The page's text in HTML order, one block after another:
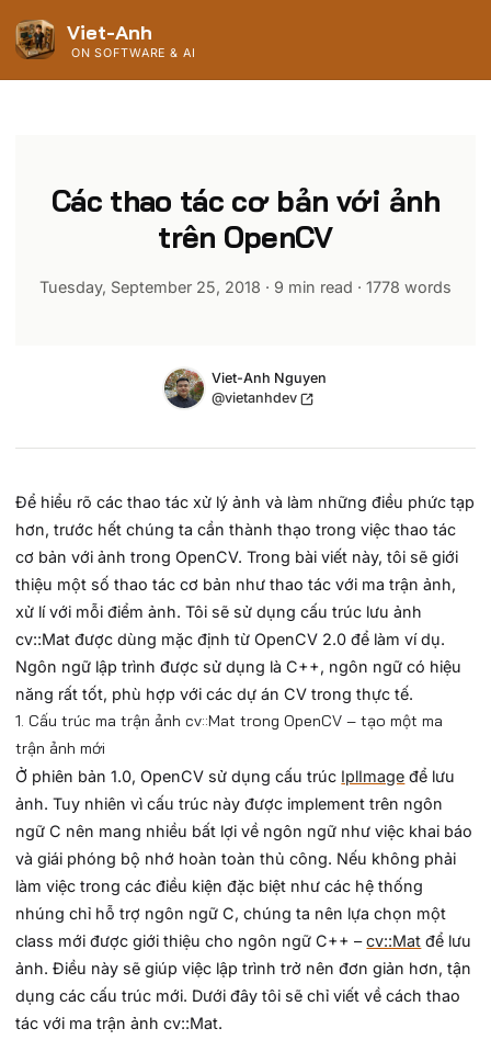
Viet-Anh
ON SOFTWARE & AI
Các thao tác cơ bản với ảnh
trên OpenCV
Tuesday, September 25, 2018 · 9 min read · 1778 words
Name
Viet-Anh Nguyen
Twitter
@vietanhdev
Để hiểu rõ các thao tác xử lý ảnh và làm những điều phức tạp
hơn, trước hết chúng ta cần thành thạo trong việc thao tác
cơ bản với ảnh trong OpenCV. Trong bài viết này, tôi sẽ giới
thiệu một số thao tác cơ bản như thao tác với ma trận ảnh,
xử lí với mỗi điểm ảnh. Tôi sẽ sử dụng cấu trúc lưu ảnh
cv::Mat được dùng mặc định từ OpenCV 2.0 để làm ví dụ.
Ngôn ngữ lập trình được sử dụng là C++, ngôn ngữ có hiệu
năng rất tốt, phù hợp với các dự án CV trong thực tế.
1. Cấu trúc ma trận ảnh cv::Mat trong OpenCV – tạo một ma
trận ảnh mới
Ở phiên bản 1.0, OpenCV sử dụng cấu trúc IplImage để lưu
ảnh. Tuy nhiên vì cấu trúc này được implement trên ngôn
ngữ C nên mang nhiều bất lợi về ngôn ngữ như việc khai báo
và giái phóng bộ nhớ hoàn toàn thủ công. Nếu không phải
làm việc trong các điều kiện đặc biệt như các hệ thống
nhúng chỉ hỗ trợ ngôn ngữ C, chúng ta nên lựa chọn một
class mới được giới thiệu cho ngôn ngữ C++ –cv::Mat để lưu
ảnh. Điều này sẽ giúp việc lập trình trở nên đơn giản hơn, tận
dụng các cấu trúc mới. Dưới đây tôi sẽ chỉ viết về cách thao
tác với ma trận ảnh cv::Mat.